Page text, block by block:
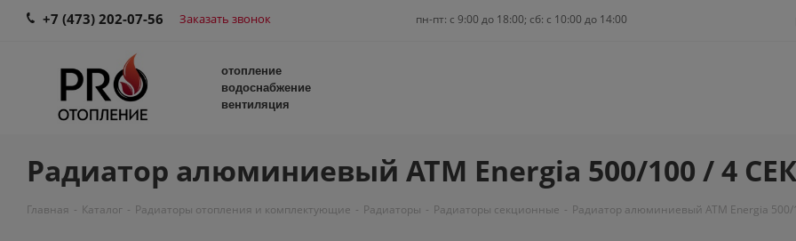
+7 (473) 202-07-56 Заказать звонок пн-пт: c 9:00 до 18:00; сб: с 10:00 до 14:00
отопление
водоснабжение
вентиляция
Радиатор алюминиевый ATM Energia 500/100 / 4
Главная - Каталог - Радиаторы отопления и комплектующие - Радиаторы - Радиаторы секционные - Радиатор алюминиевый ATM Energia